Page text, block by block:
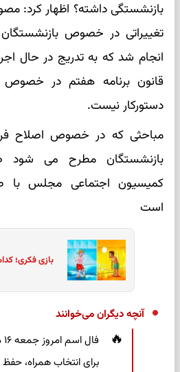
بازنشستگی داشته؟ اظهار کرد:
تغییراتی در خصوص بازنشستگان
انجام شد که به تدریج در حال
قانون برنامه هفتم در خصوص
دستورکار نیست.
مباحثی که در خصوص اصلاح
بازنشستگان مطرح می شود
کمیسیون اجتماعی مجلس با
است
بازی فکری؛
آنچه دیگران می‌خوانند
برای انتخاب همراه،